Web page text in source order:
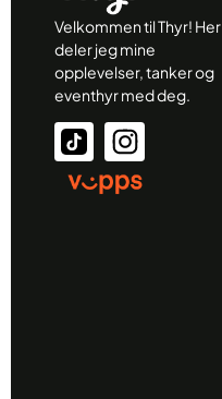
Velkommen til Thyr! Her
deler jeg mine
opplevelser, tanker og
eventhyr med deg.